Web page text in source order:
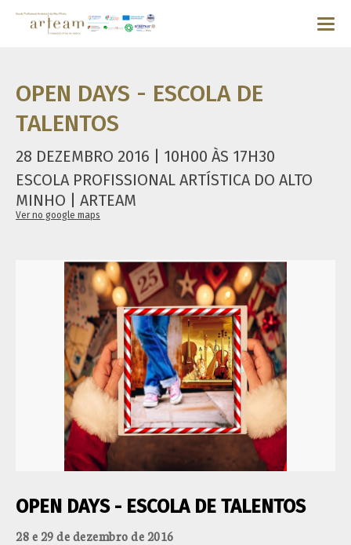
OPEN DAYS - ESCOLA DE
TALENTOS
28 DEZEMBRO 2016 | 10H00 ÀS 17H30
ESCOLA PROFISSIONAL ARTÍSTICA DO ALTO
MINHO | ARTEAM
Ver no google maps
OPEN DAYS - ESCOLA DE TALENTOS
28 e 29 de dezembro de 2016